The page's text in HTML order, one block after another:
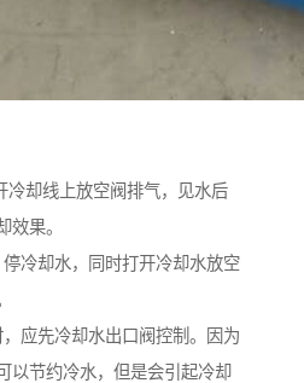
冷却线上放空阀排气，见水后
效果。
冷却水，同时打开冷却水放空
应先冷却水出口阀控制。因为
以节约冷水，但是会引起冷却